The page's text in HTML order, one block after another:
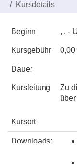
Kursdetails
Beginn , , -
Kursgebühr 0,00
Dauer
Kursleitung
Zu
Kursort
Downloads: